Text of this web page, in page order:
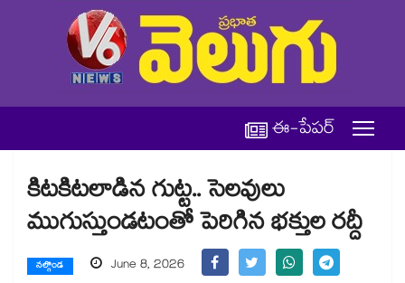
ఈ-పేపర్
కిటకిటలాడిన గుట్ట.. సెలవులు
ముగుస్తుండటంతో పెరిగిన భక్తుల రద్దీ
నల్గొండ June 8, 2026